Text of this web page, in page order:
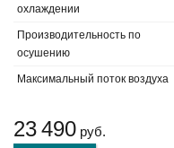
охлаждении
Производительность по
осушению
Максимальный поток воздуха
23 490 руб.